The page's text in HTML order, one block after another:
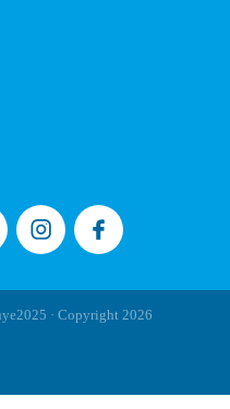
· Copyright 2026